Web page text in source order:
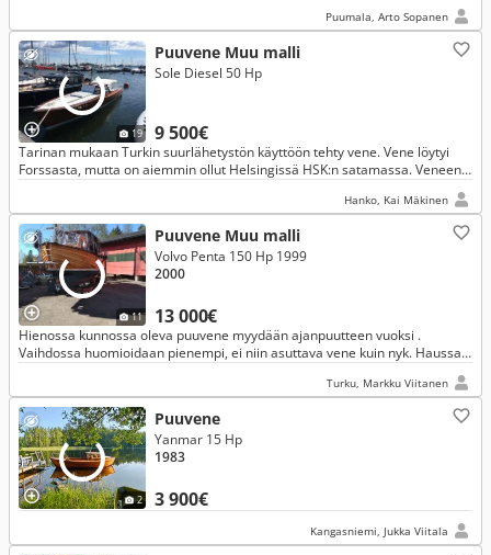
Puumala, Arto Sopanen
19
Puuvene Muu malli
9 500€
Sole Diesel 50 Hp
Tarinan mukaan Turkin suurlähetystön käyttöön tehty vene. Vene löytyi
Forssasta, mutta on aiemmin ollut Helsingissä HSK:n satamassa. Veneen
Hanko, Kai Mäkinen
11
Puuvene Muu malli
13 000€
Volvo Penta 150 Hp 1999
2000
Hienossa kunnossa oleva puuvene myydään ajanpuutteen vuoksi .
Vaihdossa huomioidaan pienempi, ei niin asuttava vene kuin nyk. Haussa
Turku, Markku Viitanen
2
Puuvene
3 900€
Yanmar 15 Hp
1983
Kangasniemi, Jukka Viitala